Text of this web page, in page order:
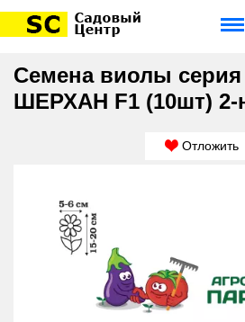
Семена виолы
ШЕРХАН F1 (10шт) 2-
Отложить